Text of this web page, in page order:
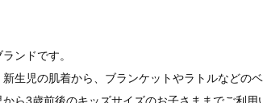
ンドです。
生児の肌着から、ブランケットやラトルなどの